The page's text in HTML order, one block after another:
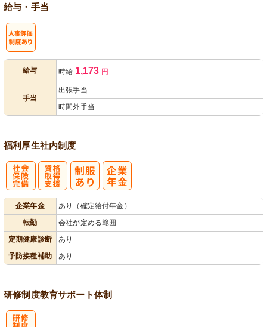
給与・手当
給与 時給 1,173 円
手当
出張手当
時間外手当
福利厚生社内制度
企業年金
あり（確定給付年金）
転勤
会社が定める範囲
定期健康診断
あり
予防接種補助
あり
研修制度教育サポート体制